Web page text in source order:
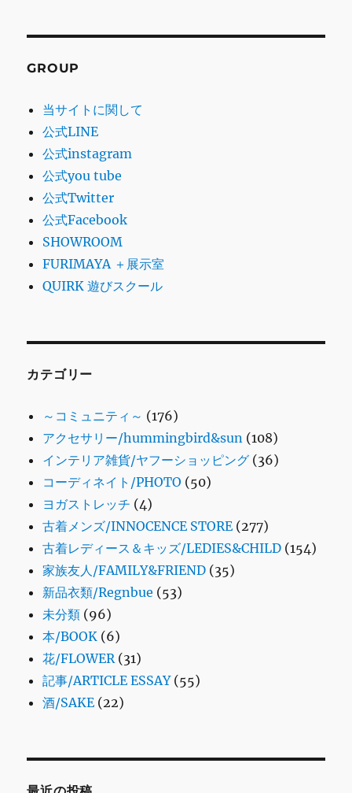
GROUP
当サイトに関して
公式LINE
公式instagram
公式you tube
公式Twitter
公式Facebook
SHOWROOM
FURIMAYA ＋展示室
QUIRK 遊びスクール
カテゴリー
～コミュニティ～ (176)
アクセサリー/hummingbird&sun (108)
インテリア雑貨/ヤフーショッピング (36)
コーディネイト/PHOTO (50)
ヨガストレッチ (4)
古着メンズ/INNOCENCE STORE (277)
古着レディース＆キッズ/LEDIES&CHILD (154)
家族友人/FAMILY&FRIEND (35)
新品衣類/Regnbue (53)
未分類 (96)
本/BOOK (6)
花/FLOWER(31)
記事/ARTICLE ESSAY(55)
酒/SAKE (22)